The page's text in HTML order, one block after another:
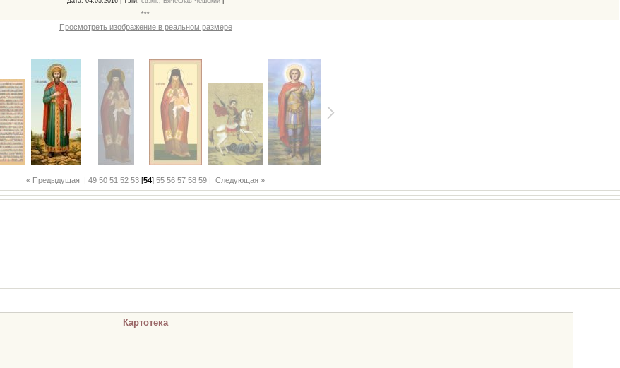
***
Просмотреть изображение в реальном размере
« Предыдущая | 49 50 51 52 53 [54] 55 56 57 58 59 | Следующая »
Картотека